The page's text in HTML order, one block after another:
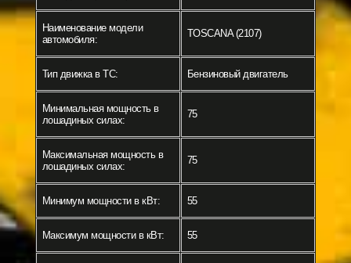
Наименование модели
автомобиля:
TOSCANA (2107)
Тип движка в ТС: Бензиновый двигатель
Минимальная мощность в
лошадиных силах:
75
Максимальная мощность в
лошадиных силах:
75
Минимум мощности в кВт: 55
Максимум мощности в кВт: 55